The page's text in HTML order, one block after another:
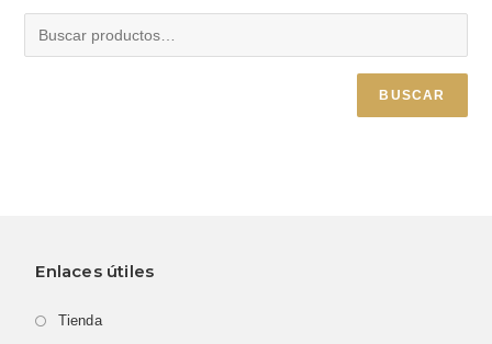
BUSCAR
Enlaces útiles
Tienda